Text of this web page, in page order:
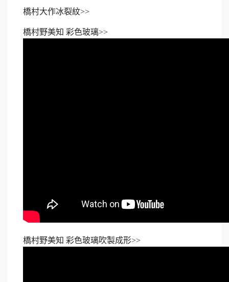
橋村大作冰裂紋>>
橋村野美知 彩色玻璃>>
橋村野美知 彩色玻璃吹製成形>>